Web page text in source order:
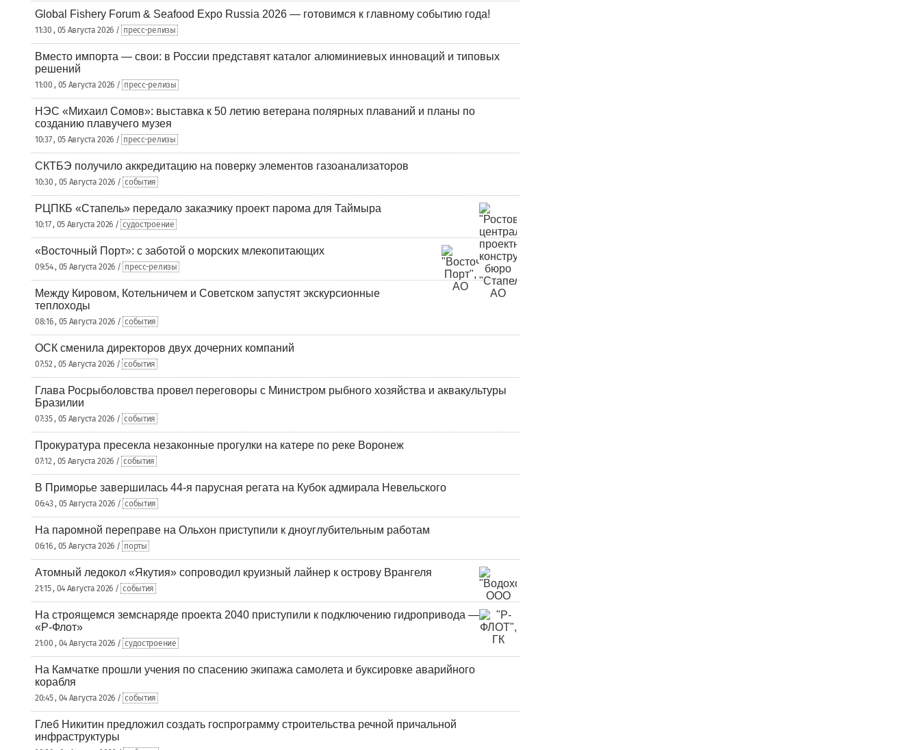
Global Fishery Forum & Seafood Expo Russia 2026 — готовимся к главному событию года!
11:30 , 05 Августа 2026 / пресс-релизы
Вместо импорта — свои: в России представят каталог алюминиевых инноваций и типовых
решений
11:00 , 05 Августа 2026 / пресс-релизы
НЭС «Михаил Сомов»: выставка к 50 летию ветерана полярных плаваний и планы по
созданию плавучего музея
10:37 , 05 Августа 2026 / пресс-релизы
СКТБЭ получило аккредитацию на поверку элементов газоанализаторов
10:30 , 05 Августа 2026 / события
РЦПКБ «Стапель» передало заказчику проект парома для Таймыра
10:17 , 05 Августа 2026 / судостроение
«Восточный Порт»: с заботой о морских млекопитающих
09:54 , 05 Августа 2026 / пресс-релизы
Между Кировом, Котельничем и Советском запустят экскурсионные
теплоходы
08:16 , 05 Августа 2026 / события
ОСК сменила директоров двух дочерних компаний
07:52 , 05 Августа 2026 / события
Глава Росрыболовства провел переговоры с Министром рыбного хозяйства и аквакультуры
Бразилии
07:35 , 05 Августа 2026 / события
Прокуратура пресекла незаконные прогулки на катере по реке Воронеж
07:12 , 05 Августа 2026 / события
В Приморье завершилась 44-я парусная регата на Кубок адмирала Невельского
06:43 , 05 Августа 2026 / события
На паромной переправе на Ольхон приступили к дноуглубительным работам
06:16 , 05 Августа 2026 / порты
Атомный ледокол «Якутия» сопроводил круизный лайнер к острову Врангеля
21:15 , 04 Августа 2026 / события
На строящемся земснаряде проекта 2040 приступили к подключению гидропривода —
«Р-Флот»
21:00 , 04 Августа 2026 / судостроение
На Камчатке прошли учения по спасению экипажа самолета и буксировке аварийного
корабля
20:45 , 04 Августа 2026 / события
Глеб Никитин предложил создать госпрограмму строительства речной причальной
инфраструктуры